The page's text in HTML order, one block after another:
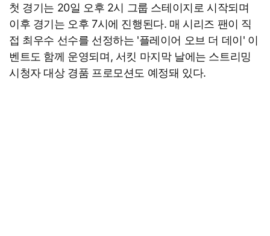
첫 경기는 20일 오후 2시 그룹 스테이지로 시작되며
이후 경기는 오후 7시에 진행된다. 매 시리즈 팬이 직
접 최우수 선수를 선정하는 '플레이어 오브 더 데이' 이
벤트도 함께 운영되며, 서킷 마지막 날에는 스트리밍
시청자 대상 경품 프로모션도 예정돼 있다.